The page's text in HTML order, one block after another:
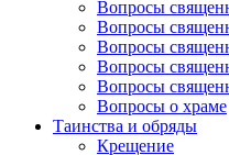
Вопросы
Вопросы
Вопросы
Вопросы
Вопросы
Вопросы о храме
Таинства и обряды
Крещение